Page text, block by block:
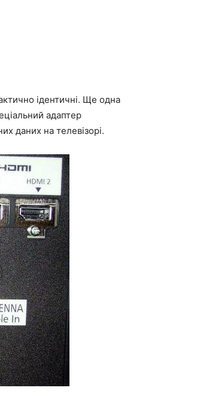
ідентичні. Ще одна
адаптер
даних на телевізорі.